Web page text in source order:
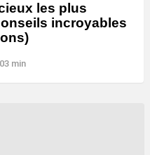
les plus
incroyables
min